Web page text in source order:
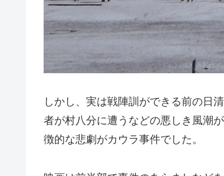
しかし、実は戦陣訓ができる前の日
者が村八分に遭うなどの悪しき風潮
徴的な悲劇がカウラ事件でした。